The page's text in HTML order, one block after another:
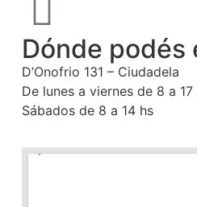
Dónde podés
D’Onofrio 131 – Ciudadela
De lunes a viernes de 8 a 17
Sábados de 8 a 14 hs